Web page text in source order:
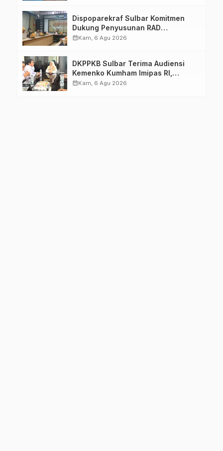
Dispoparekraf Sulbar Komitmen
Dukung Penyusunan RAD
TPB/SDGs Sulawesi Barat
calendar_monthKam, 6 Agu 2026
DKPPKB Sulbar Terima Audiensi
Kemenko Kumham Imipas RI,
Perkuat Pelayanan Kesehatan bagi
calendar_monthKam, 6 Agu 2026